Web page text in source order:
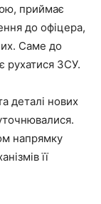
приймає
до офіцера,
Саме до
рухатися ЗСУ.
деталі нових
напрямку
її